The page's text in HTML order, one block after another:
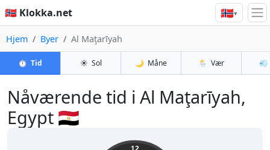
🇳🇴 Klokka.net 🇳🇴▾
Hjem Byer Al Maţarīyah
⏱️ Tid ☀️ Sol 🌙 Måne 🌦️ Vær 💨
Nåværende tid i Al Maţarīyah,
Egypt 🇪🇬